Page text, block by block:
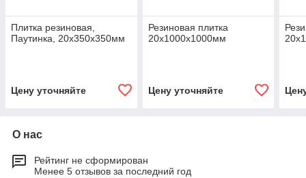
Плитка резиновая,
Паутинка, 20х350х350мм
Цену уточняйте
Резиновая плитка
20х1000х1000мм
Цену уточняйте
О нас
Рейтинг не сформирован
Менее 5 отзывов за последний год